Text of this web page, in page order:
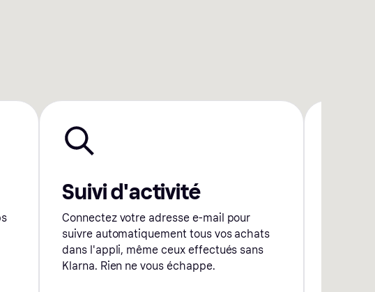
Suivi d'activité
Connectez votre adresse e-mail pour
suivre automatiquement tous vos achats
dans l'appli, même ceux effectués sans
Klarna. Rien ne vous échappe.